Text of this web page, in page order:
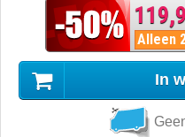
Alleen
In